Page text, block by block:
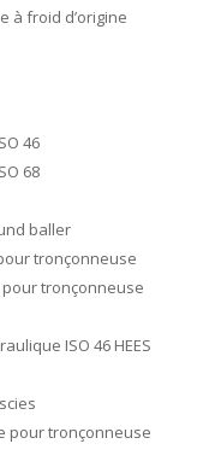
à froid d’origine
46
68
baller
tronçonneuse
tronçonneuse
ISO 46 HEES
pour tronçonneuse